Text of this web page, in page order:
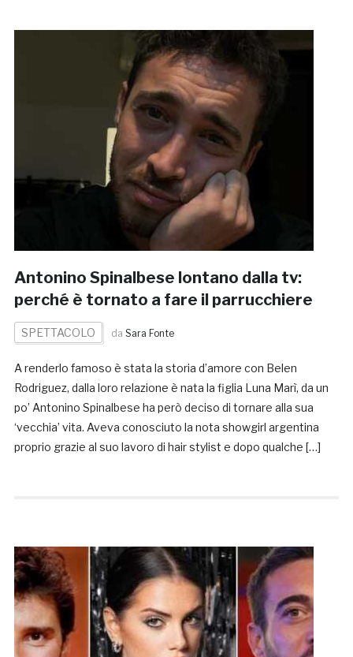
Antonino Spinalbese lontano dalla tv:
perché è tornato a fare il parrucchiere
SPETTACOLO da Sara Fonte
A renderlo famoso è stata la storia d’amore con Belen
Rodriguez, dalla loro relazione è nata la figlia Luna Marì, da un
po’ Antonino Spinalbese ha però deciso di tornare alla sua
‘vecchia’ vita. Aveva conosciuto la nota showgirl argentina
proprio grazie al suo lavoro di hair stylist e dopo qualche […]